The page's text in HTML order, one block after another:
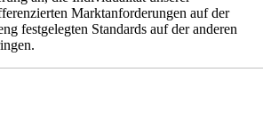
Marktanforderungen auf der
festgelegten Standards auf der anderen